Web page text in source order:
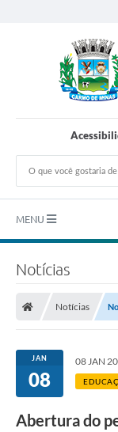
MENU
DEPARTAMENTOS
ACESSO À
Notícias
Notícias
JAN
08
08 JAN
Abertura do